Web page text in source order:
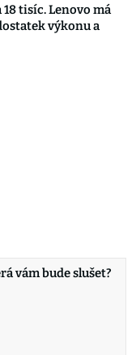
tisíc. Lenovo má
výkonu a
vám bude slušet?